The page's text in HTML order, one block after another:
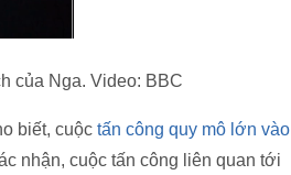
của Nga. Video: BBC
biết, cuộc tấn công quy mô lớn vào
nhận, cuộc tấn công liên quan tới